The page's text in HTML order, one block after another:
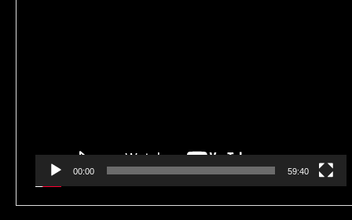
00:00 59:40